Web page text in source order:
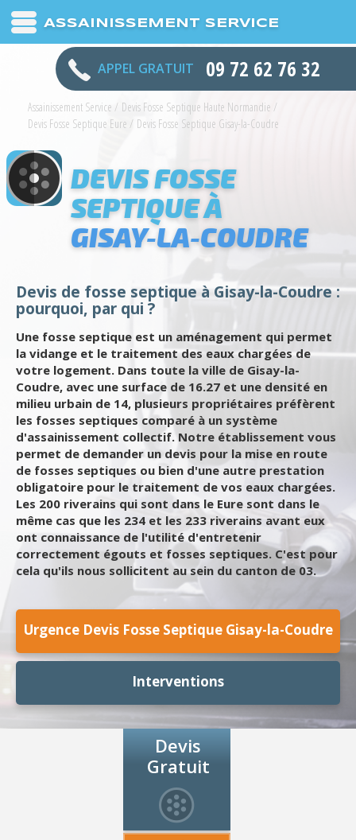
ASSAINISSEMENT SERVICE
APPEL GRATUIT 09 72 62 76 32
Assainissement Service / Devis Fosse Septique Haute Normandie /
Devis Fosse Septique Eure / Devis Fosse Septique Gisay-la-Coudre
DEVIS FOSSE
SEPTIQUE À
GISAY-LA-COUDRE
Devis de fosse septique à Gisay-la-Coudre :
pourquoi, par qui ?
Une fosse septique est un aménagement qui permet
la vidange et le traitement des eaux chargées de
votre logement. Dans toute la ville de Gisay-la-
Coudre, avec une surface de 16.27 et une densité en
milieu urbain de 14, plusieurs propriétaires préfèrent
les fosses septiques comparé à un système
d'assainissement collectif. Notre établissement vous
permet de demander un devis pour la mise en route
de fosses septiques ou bien d'une autre prestation
obligatoire pour le traitement de vos eaux chargées.
Les 200 riverains qui sont dans le Eure sont dans le
même cas que les 234 et les 233 riverains avant eux
ont connaissance de l'utilité d'entretenir
correctement égouts et fosses septiques. C'est pour
cela qu'ils nous sollicitent au sein du canton de 03.
Urgence Devis Fosse Septique Gisay-la-Coudre
Interventions
Devis
Gratuit